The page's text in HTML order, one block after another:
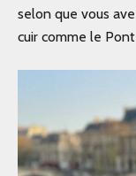
selon que vous
cuir comme le